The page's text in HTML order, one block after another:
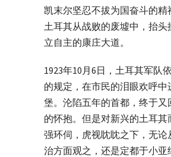
凯末尔坚忍不拔为国奋斗的精
土耳其从战败的废墟中，抬头
立自主的康庄大道。
1923年10月6日，土耳其军队
的规定，在市民的泪眼欢呼中
堡。沦陷五年的首都，终于又
的怀抱。但是对新兴的土耳其
强环伺，虎视眈眈之下，无论
治方面观之，还是定都于小亚